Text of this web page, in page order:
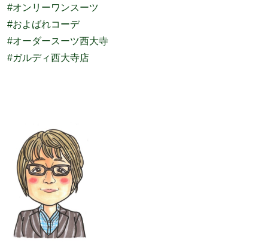
#オンリーワンスーツ
#およばれコーデ
#オーダースーツ西大寺
#ガルディ西大寺店